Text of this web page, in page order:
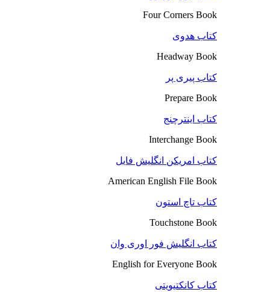
Four Corners Book
کتاب هدوی
Headway Book
کتاب پیری پر
Prepare Book
کتاب اینترچنج
Interchange Book
کتاب امریکن انگلیش فایل
American English File Book
کتاب تاچ استون
Touchstone Book
کتاب انگلیش فور اوری وان
English for Everyone Book
کتاب کانکتیویتی